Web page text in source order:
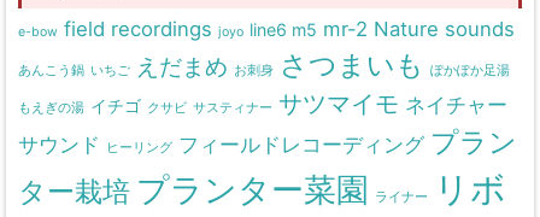
e-bow field recordings joyo line6 m5 mr-2 Nature sounds
あんこう鍋 いちご えだまめ お刺身 さつまいも ぽかぽか足湯
もえぎの湯 イチゴ クサビ サスティナー サツマイモ ネイチャー
サウンド
ヒーリング フィールドレコーディング プラン
ター栽培 プランター菜園 ライナー
リボ